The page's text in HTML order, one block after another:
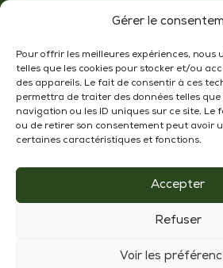
Gérer le
Pour offrir les meilleures expériences, nous
telles que les cookies pour stocker et/ou
des appareils. Le fait de consentir à ces
permettra de traiter des données telles
navigation ou les ID uniques sur ce site. Le
ou de retirer son consentement peut avoir
certaines caractéristiques et fonctions.
Accepter
Refuser
Voir les
Recherche
Suivez-nous !